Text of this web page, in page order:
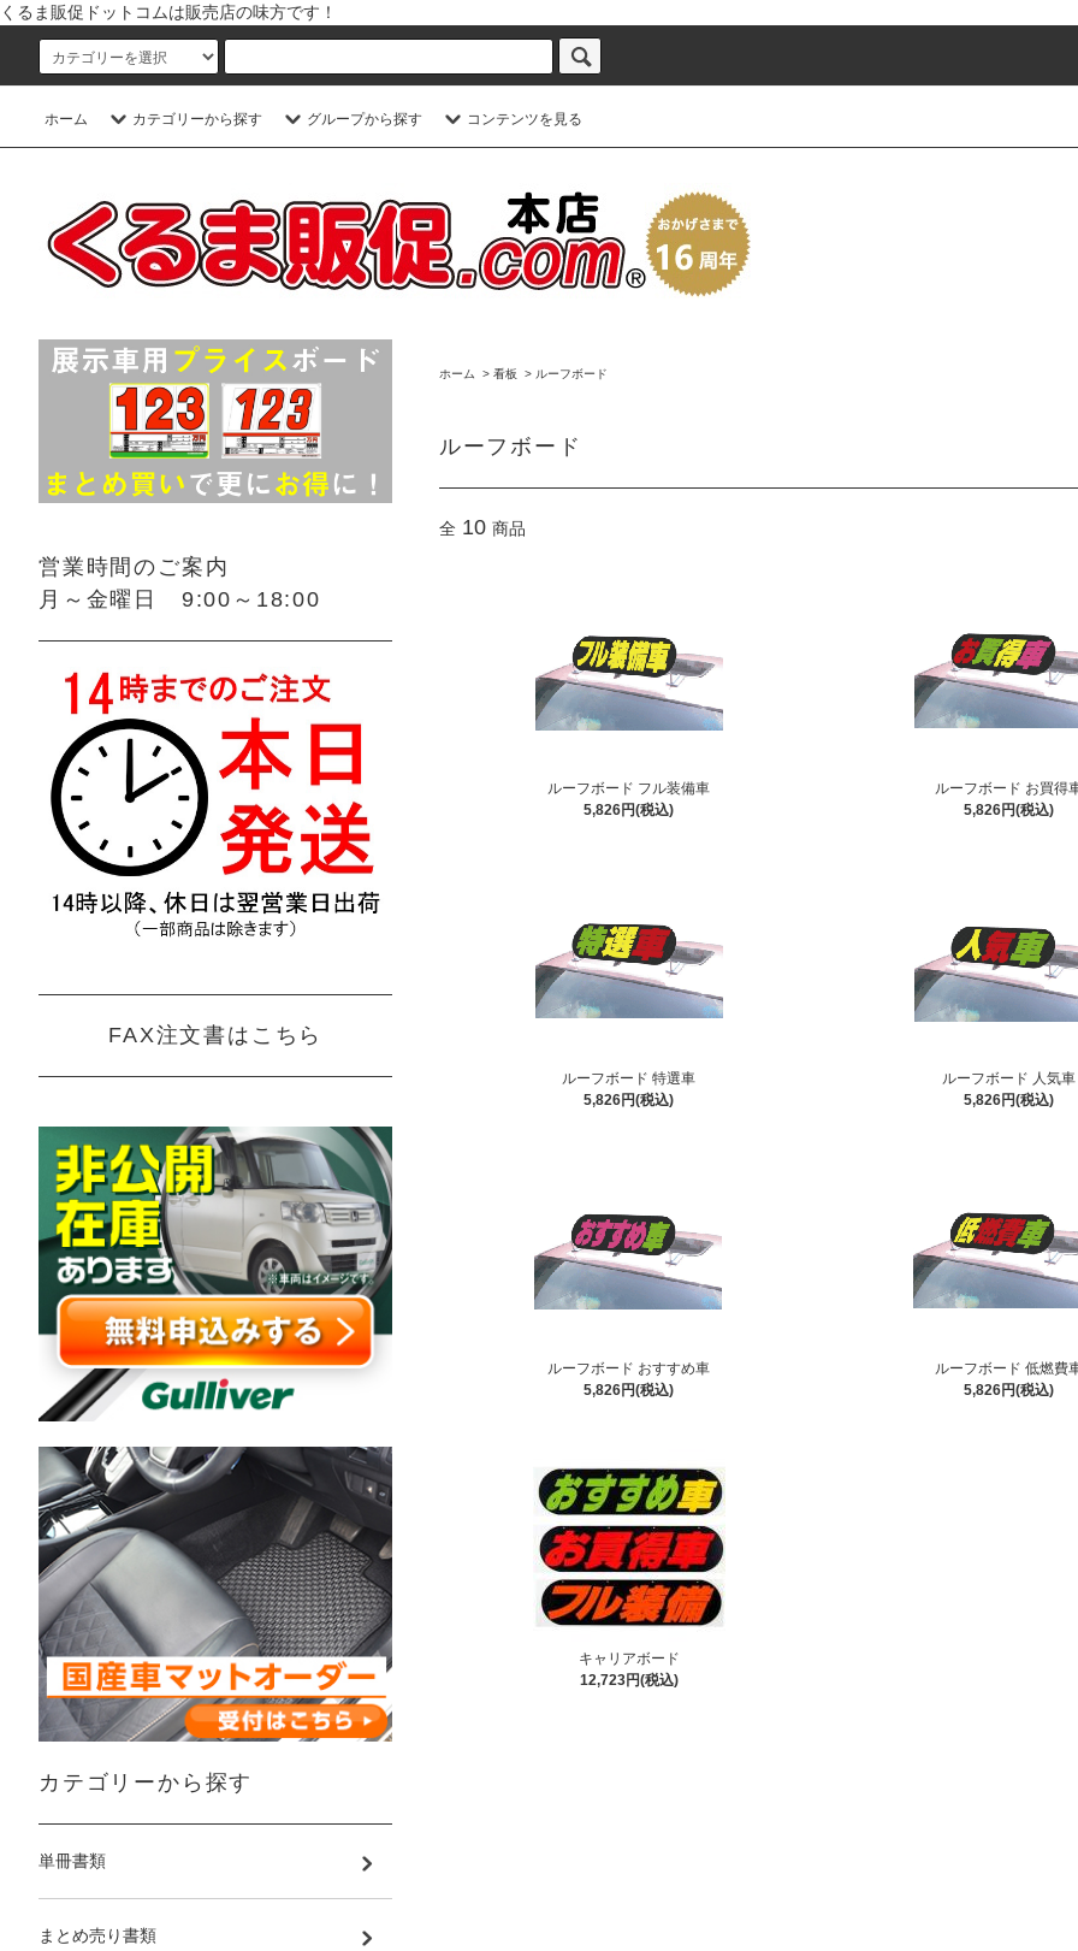
くるま販促ドットコムは販売店の味方です！
ホーム カテゴリーから探す グループから探す コンテンツを見る
ホーム > 看板 > ルーフボード
ルーフボード
全 10 商品
ルーフボード フル装備車
5,826円(税込)
ルーフボード お買得
5,826円(税込)
ルーフボード 特選車
5,826円(税込)
ルーフボード 人気車
5,826円(税込)
ルーフボード おすすめ車
5,826円(税込)
ルーフボード 低燃費
5,826円(税込)
キャリアボード
12,723円(税込)
営業時間のご案内
月～金曜日 9:00～18:00
FAX注文書はこちら
カテゴリーから探す
単冊書類
まとめ売り書類